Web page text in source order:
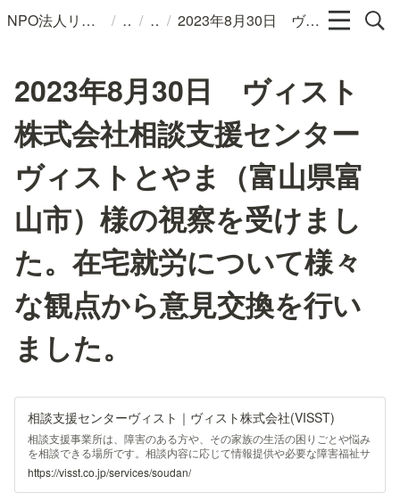
NPO法人リンパカフェ / / / 2023年8月30日 ヴィスト株式会社相談支援センターヴィストとやま（富山県富山市）様の視察を受けました。在宅就労について様々な観点から意見交換を行いました。
2023年8月30日 ヴィスト
株式会社相談支援センター
ヴィストとやま（富山県富
山市）様の視察を受けまし
た。在宅就労について様々
な観点から意見交換を行い
ました。
相談支援センターヴィスト｜ヴィスト株式会社(VISST)
相談支援事業所は、障害のある方や、その家族の生活の困りごとや悩み
を相談できる場所です。相談内容に応じて情報提供や必要な障害福祉サ
ービスにつなげたり、関係機関との調整を行います。
https://visst.co.jp/services/soudan/